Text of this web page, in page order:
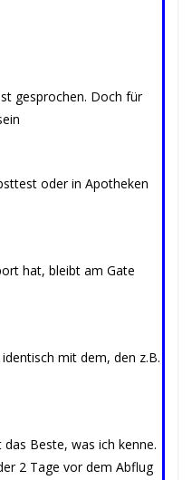
gesprochen. Doch für
oder in Apotheken
hat, bleibt am Gate
mit dem, den z.B.
Beste, was ich kenne.
2 Tage vor dem Abflug